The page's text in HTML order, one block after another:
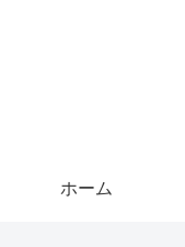
ホーム